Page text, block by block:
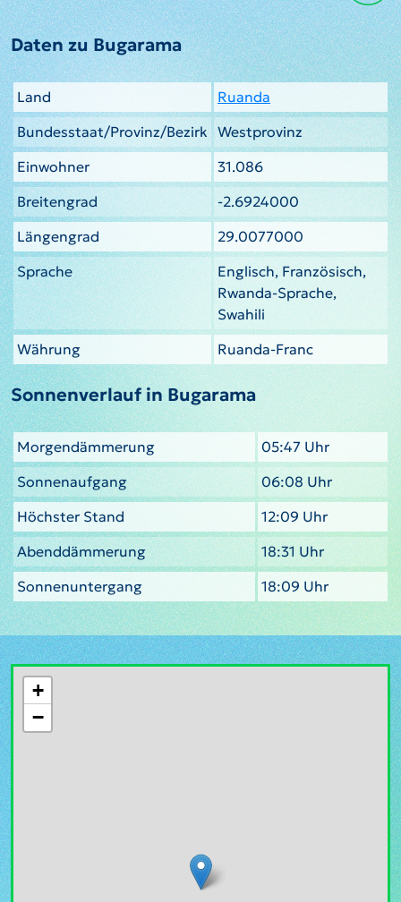
Daten zu Bugarama
Land
Ruanda
Bundesstaat/Provinz/Bezirk Westprovinz
Einwohner
31.086
Breitengrad
-2.6924000
Längengrad
29.0077000
Sprache
Englisch, Französisch,
Rwanda-Sprache,
Swahili
Währung
Ruanda-Franc
Sonnenverlauf in Bugarama
Morgendämmerung
05:47 Uhr
Sonnenaufgang
06:08 Uhr
Höchster Stand
12:09 Uhr
Abenddämmerung
18:31 Uhr
Sonnenuntergang
18:09 Uhr
+
−